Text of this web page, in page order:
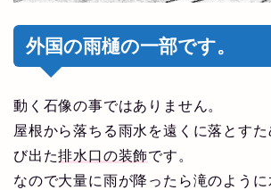
外国の雨樋の一部です。
動く石像の事ではありません。
屋根から落ちる雨水を遠くに落とす
び出た排水口の装飾です。
なので大量に雨が降ったら滝のよう